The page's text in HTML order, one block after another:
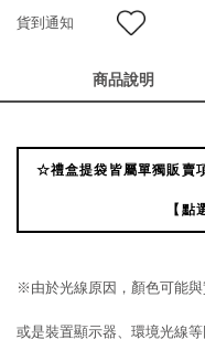
貨到通知
商品說明
☆禮盒提袋皆屬單獨販賣
【點
※由於光線原因，顏色可能與
或是裝置顯示器、環境光線